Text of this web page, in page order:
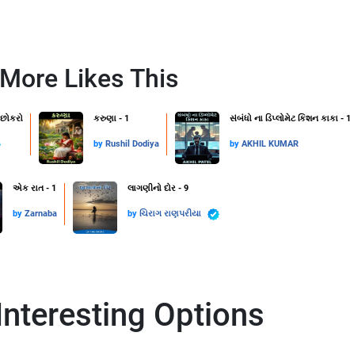
More Likes This
કરુણા - 1
by Rushil Dodiya
સંબંધો ના ડિપ્લોમેટ કિશન કાકા - 1
by AKHIL KUMAR
એક રાત - 1
by Zarnaba
લાગણીનો દોર - 9
by ચિરાગ રાણપરીયા
Options